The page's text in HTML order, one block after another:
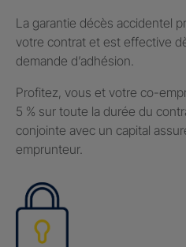
La garantie décès accidentel
votre contrat et est effective
demande d’adhésion.
Profitez, vous et votre co-
5 % sur toute la durée du
conjointe avec un capital
emprunteur.